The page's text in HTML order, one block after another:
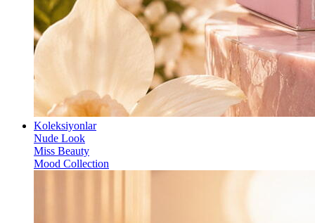
Koleksiyonlar
Nude Look
Miss Beauty
Mood Collection